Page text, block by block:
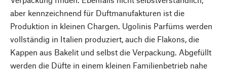
aber kennzeichnend für Duftmanufakturen ist die
Produktion in kleinen Chargen. Ugolinis Parfüms werden
vollständig in Italien produziert, auch die Flakons, die
Kappen aus Bakelit und selbst die Verpackung. Abgefüllt
werden die Düfte in einem kleinen Familienbetrieb nahe